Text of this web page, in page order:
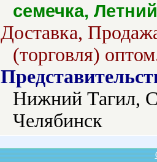
семечка,
Доставка,
(торговля)
Нижний Тагил,
Челябинск